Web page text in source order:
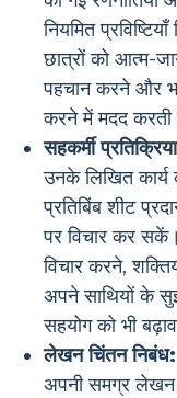
नियमित
छात्रों को आत्म-
पहचान करने और
करने में मदद करती
सहकर्मी
उनके लिखित
प्रतिबिंब शीट
पर विचार कर सकें।
विचार करने,
अपने साथियों के
सहयोग को भी
लेखन चिंतन निबंध:
अपनी समग्र लेखन